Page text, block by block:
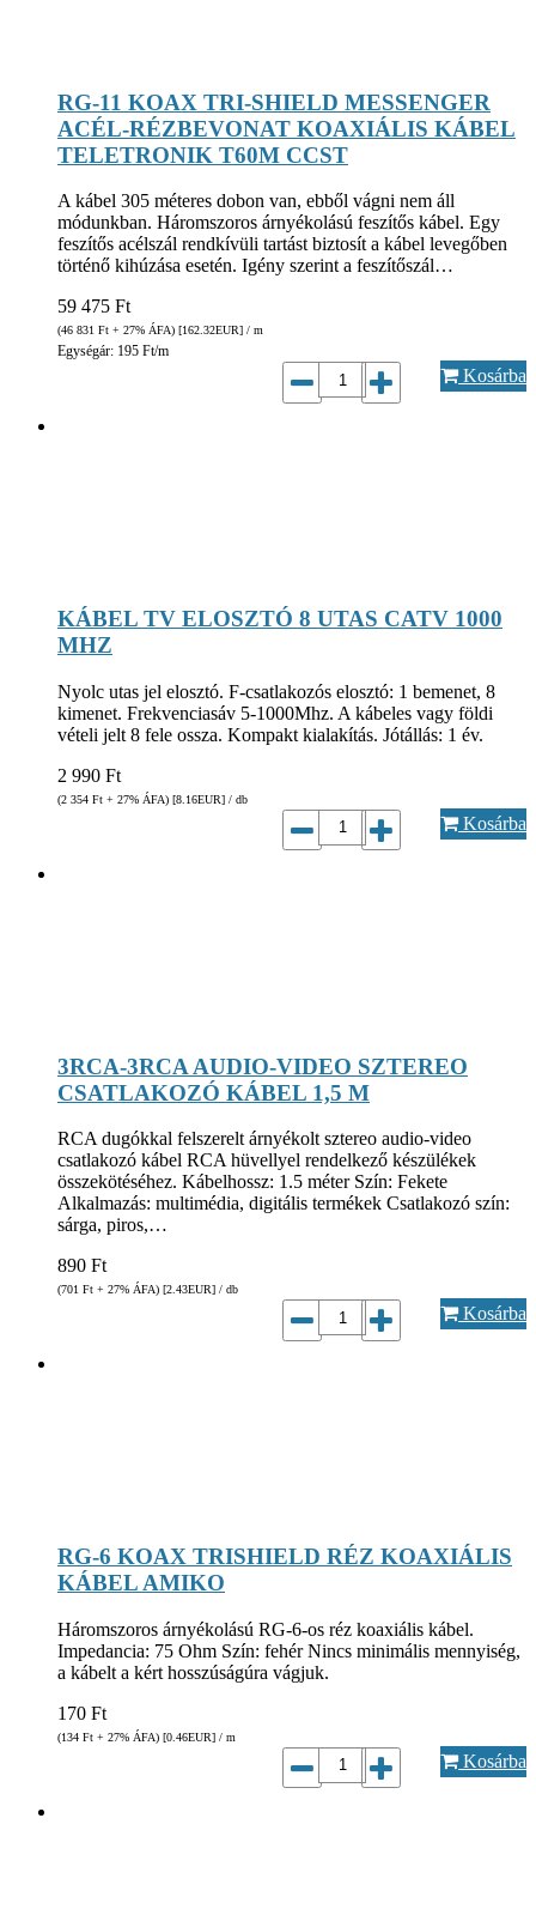
RG-11 KOAX TRI-SHIELD MESSENGER
ACÉL-RÉZBEVONAT KOAXIÁLIS KÁBEL
TELETRONIK T60M CCST
A kábel 305 méteres dobon van, ebből vágni nem áll
módunkban. Háromszoros árnyékolású feszítős kábel. Egy
feszítős acélszál rendkívüli tartást biztosít a kábel levegőben
történő kihúzása esetén. Igény szerint a feszítőszál…
59 475 Ft
(46 831 Ft + 27% ÁFA) [162.32EUR] / m
Egységár: 195 Ft/m
Kosárba
KÁBEL TV ELOSZTÓ 8 UTAS CATV 1000
MHZ
Nyolc utas jel elosztó. F-csatlakozós elosztó: 1 bemenet, 8
kimenet. Frekvenciasáv 5-1000Mhz. A kábeles vagy földi
vételi jelt 8 fele ossza. Kompakt kialakítás. Jótállás: 1 év.
2 990 Ft
(2 354 Ft + 27% ÁFA) [8.16EUR] / db
Kosárba
3RCA-3RCA AUDIO-VIDEO SZTEREO
CSATLAKOZÓ KÁBEL 1,5 M
RCA dugókkal felszerelt árnyékolt sztereo audio-video
csatlakozó kábel RCA hüvellyel rendelkező készülékek
összekötéséhez. Kábelhossz: 1.5 méter Szín: Fekete
Alkalmazás: multimédia, digitális termékek Csatlakozó szín:
sárga, piros,…
890 Ft
(701 Ft + 27% ÁFA) [2.43EUR] / db
Kosárba
RG-6 KOAX TRISHIELD RÉZ KOAXIÁLIS
KÁBEL AMIKO
Háromszoros árnyékolású RG-6-os réz koaxiális kábel.
Impedancia: 75 Ohm Szín: fehér Nincs minimális mennyiség,
a kábelt a kért hosszúságúra vágjuk.
170 Ft
(134 Ft + 27% ÁFA) [0.46EUR] / m
Kosárba